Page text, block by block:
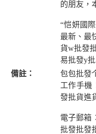
的朋友，
“恺妍國
最新、最
貨w批發
易批發y
備註：
包包批發
工作手機
發批貨進
電子郵箱
批發批發